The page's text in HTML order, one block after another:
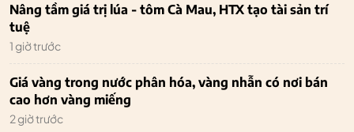
Nâng tầm giá trị lúa - tôm Cà Mau, HTX tạo tài sản trí
tuệ
1 giờ trước
Giá vàng trong nước phân hóa, vàng nhẫn có nơi bán
cao hơn vàng miếng
2 giờ trước